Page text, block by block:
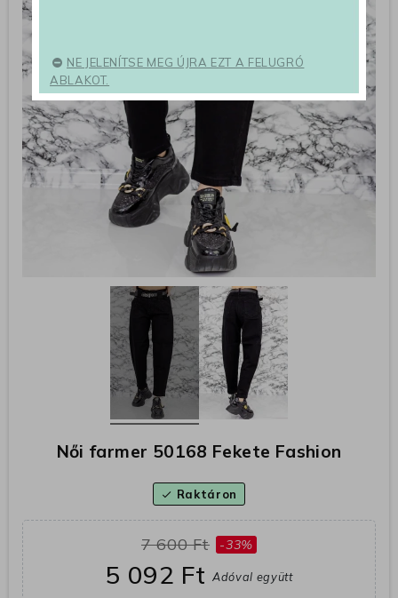
Női farmer 50168 Fekete Fashion
check Raktáron
7 600 Ft -33%
5 092 FtAdóval együtt
NE JELENÍTSE MEG ÚJRA EZT A FELUGRÓ
ABLAKOT.